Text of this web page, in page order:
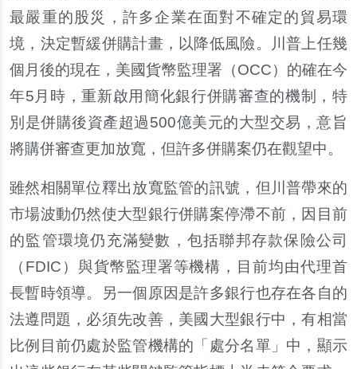
最嚴重的股災，許多企業在面對不確定的貿易環
境，決定暫緩併購計畫，以降低風險。川普上任幾
個月後的現在，美國貨幣監理署（OCC）的確在今
年5月時，重新啟用簡化銀行併購審查的機制，特
別是併購後資產超過500億美元的大型交易，意旨
將購併審查更加放寬，但許多併購案仍在觀望中。
雖然相關單位釋出放寬監管的訊號，但川普帶來的
市場波動仍然使大型銀行併購案停滯不前，因目前
的監管環境仍充滿變數，包括聯邦存款保險公司
（FDIC）與貨幣監理署等機構，目前均由代理首
長暫時領導。另一個原因是許多銀行也存在各自的
法遵問題，必須先改善，美國大型銀行中，有相當
比例目前仍處於監管機構的「處分名單」中，顯示